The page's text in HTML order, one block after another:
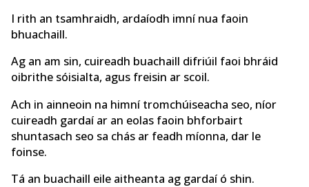
I rith an tsamhraidh, ardaíodh imní nua faoin
bhuachaill.
Ag an am sin, cuireadh buachaill difriúil faoi bhráid
oibrithe sóisialta, agus freisin ar scoil.
Ach in ainneoin na himní tromchúiseacha seo, níor
cuireadh gardaí ar an eolas faoin bhforbairt
shuntasach seo sa chás ar feadh míonna, dar le
foinse.
Tá an buachaill eile aitheanta ag gardaí ó shin.